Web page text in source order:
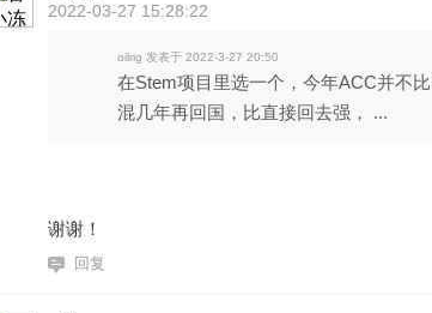
2022-03-27 15:28:22
oilrig 发表于 2022-3-27 20:50
在Stem项目里选一个，今年ACC并不
混几年再回国，比直接回去强， ...
谢谢！
回复